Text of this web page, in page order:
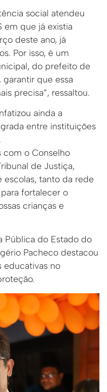
social atendeu
em que já existia
deste ano, já
Por isso, é um
do prefeito de
garantir que essa
precisa”, ressaltou.
ainda a
entre instituições
com o Conselho
de Justiça,
escolas, tanto da rede
fortalecer o
crianças e
Pública do Estado do
Pacheco destacou
educativas no